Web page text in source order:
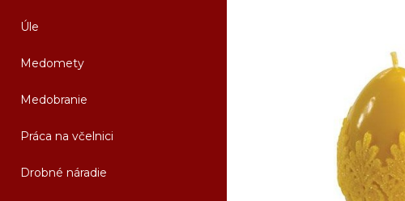
Úle
Medomety
Medobranie
Práca na včelnici
Drobné náradie